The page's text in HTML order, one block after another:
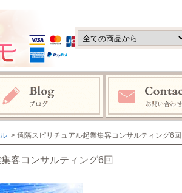
> 遠隔スピリチュアル起業集客コンサルティング6回
客コンサルティング6回